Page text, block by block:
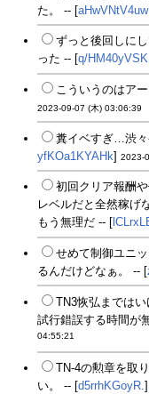
た。 -- [
ずっと後回しに
った -- [q/
こういうのはア
2023-09-07 (木) 03:06:39
糞イベすぎ…渋々
yfKOa1KYAHk] 2023-
初回クリア報酬
レベルだと全然稼げ
もう無理だ -- [
せめて制御ユニ
るんだけどなぁ。 -- [
TN3恢弘までは
試行錯誤する時間が
04:55:21
TN-4の勲章を取
い。 -- [d5rrhKGoyR.]